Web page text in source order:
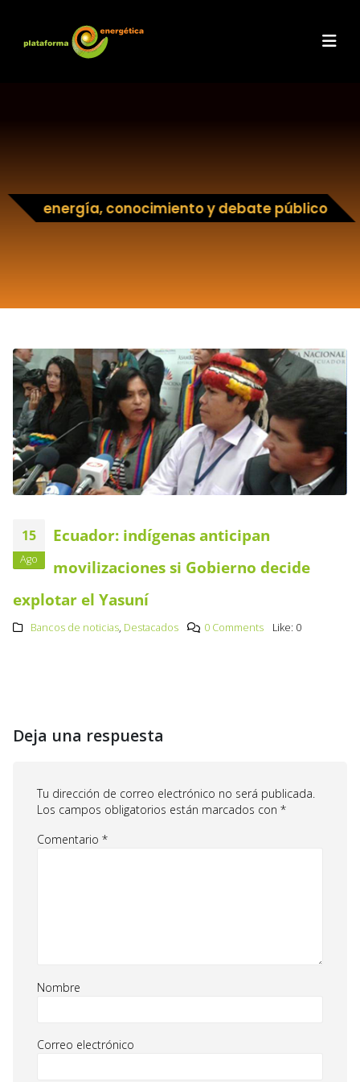
energía, conocimiento y debate público
15
Ago
Ecuador: indígenas anticipan
movilizaciones si Gobierno decide
explotar el Yasuní
Bancos de noticias, Destacados 0 Comments Like: 0
Deja una respuesta
Tu dirección de correo electrónico no será publicada.
Los campos obligatorios están marcados con *
Comentario *
Nombre
Correo electrónico